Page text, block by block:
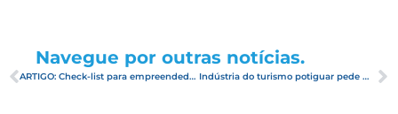
Navegue por outras notícias.
ARTIGO: Check-list para empreendedores conter a crise e salvar o caixa Indústria do turismo potiguar pede medidas urgentes para conter perdas no setor